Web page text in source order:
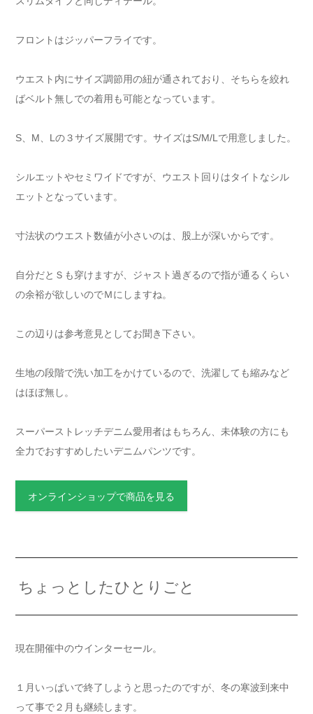
フロントはジッパーフライです。
ウエスト内にサイズ調節用の紐が通されており、そちらを絞れ
ばベルト無しでの着用も可能となっています。
S、M、Lの３サイズ展開です。サイズはS/M/Lで用意しました。
シルエットやセミワイドですが、ウエスト回りはタイトなシル
エットとなっています。
寸法状のウエスト数値が小さいのは、股上が深いからです。
自分だとＳも穿けますが、ジャスト過ぎるので指が通るくらい
の余裕が欲しいのでＭにしますね。
この辺りは参考意見としてお聞き下さい。
生地の段階で洗い加工をかけているので、洗濯しても縮みなど
はほぼ無し。
スーパーストレッチデニム愛用者はもちろん、未体験の方にも
全力でおすすめしたいデニムパンツです。
オンラインショップで商品を見る
ちょっとしたひとりごと
現在開催中のウインターセール。
１月いっぱいで終了しようと思ったのですが、冬の寒波到来中
って事で２月も継続します。